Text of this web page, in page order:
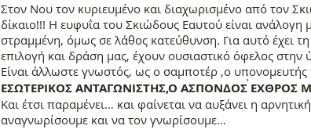
Στον Νου τον κυριευμένο και διαχωρισμένο από τον
δίκαιο!!! Η ευφυΐα του Σκιώδους Εαυτού είναι ανάλογη
στραμμένη, όμως σε λάθος κατεύθυνση. Για αυτό έχει
επιλογή και δράση μας, έχουν ουσιαστικό όφελος στην
Είναι άλλωστε γνωστός, ως ο σαμποτέρ ,ο
ΕΣΩΤΕΡΙΚΟΣ ΑΝΤΑΓΩΝΙΣΤΗΣ,Ο ΑΣΠΟΝΔΟΣ ΕΧΘΡΟΣ
Και έτσι παραμένει… και φαίνεται να αυξάνει η
αναγνωρίσουμε και να τον γνωρίσουμε…
;